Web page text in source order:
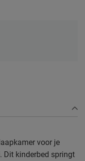
voor je
. Dit kinderbed springt